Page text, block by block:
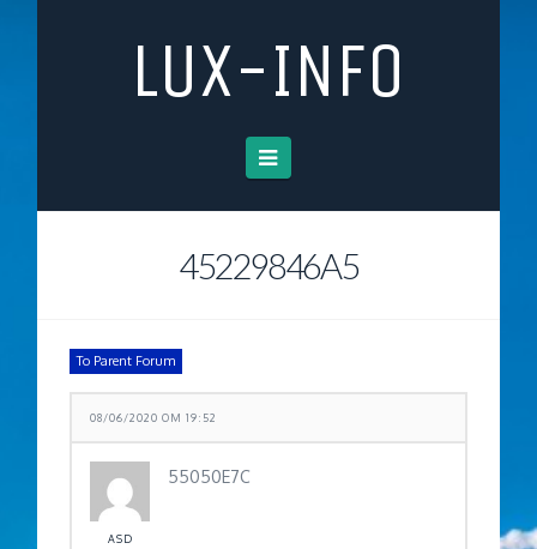
LUX-INFO
Navigation
45229846A5
To Parent Forum
08/06/2020 OM 19:52
ASD
55050E7C